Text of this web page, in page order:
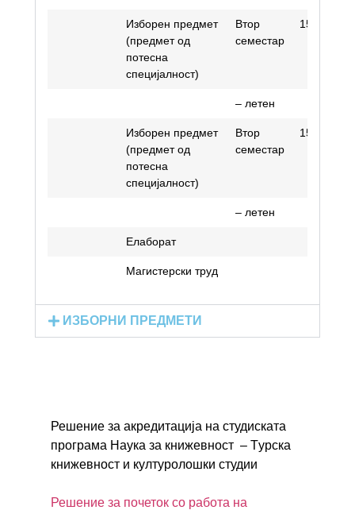
Изборен предмет
(предмет од
потесна
специјалност)
Втор
семестар
15
– летен
Изборен предмет
(предмет од
потесна
специјалност)
Втор
семестар
15
– летен
Елаборат
Магистерски труд
ИЗБОРНИ ПРЕДМЕТИ
Решение за акредитација на студиската
програма Наука за книжевност – Tурска
книжевност и културолошки студии
Решение за почеток со работа на